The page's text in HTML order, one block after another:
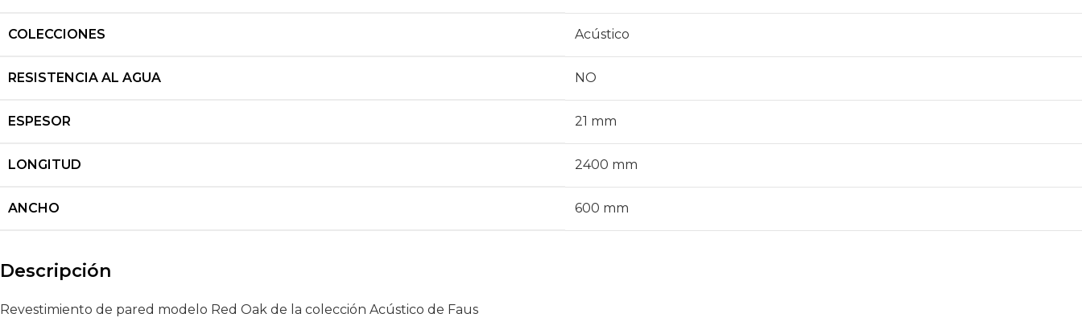
COLECCIONES Acústico
RESISTENCIA AL AGUA NO
ESPESOR 21 mm
LONGITUD 2400 mm
ANCHO 600 mm
Descripción
Revestimiento de pared modelo Red Oak de la colección Acústico de Faus